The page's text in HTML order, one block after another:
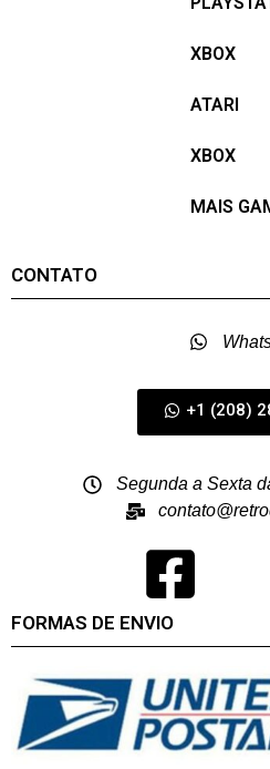
XBOX
ATARI
XBOX
MAIS
CONTATO
+1 (208)
Segunda a Sexta
FORMAS DE ENVIO